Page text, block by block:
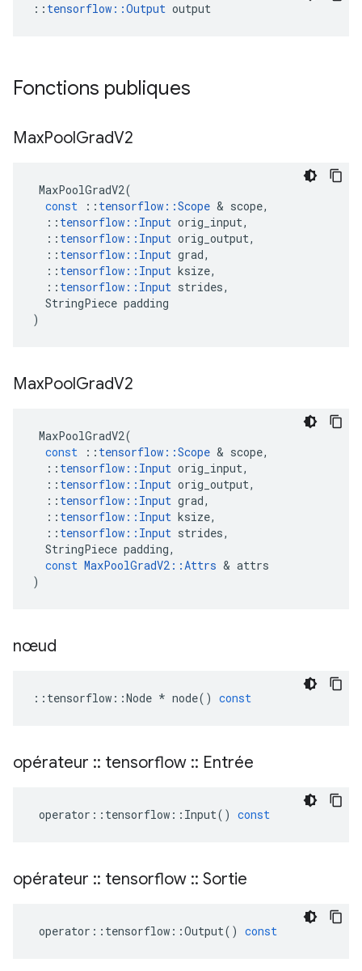
:: tensorflow::Output output
Fonctions publiques
MaxPoolGradV2
MaxPoolGradV2(
const
:: tensorflow ::Scope & scope,
:: tensorflow :: Input orig_input,
:: tensorflow :: Input orig_output,
:: tensorflow :: Input grad,
:: tensorflow :: Input ksize,
:: tensorflow :: Input strides,
StringPiece padding
)
MaxPoolGradV2
MaxPoolGradV2(
const
:: tensorflow ::Scope & scope,
:: tensorflow :: Input orig_input,
:: tensorflow :: Input orig_output,
:: tensorflow :: Input grad,
:: tensorflow :: Input ksize,
:: tensorflow :: Input strides,
StringPiece padding,
const MaxPoolGradV2 ::Attrs & attrs
)
nœud
:: tensorflow ::Node * node() const
opérateur :: tensorflow :: Entrée
operator :: tensorflow :: Input() const
opérateur :: tensorflow :: Sortie
operator :: tensorflow ::Output() const